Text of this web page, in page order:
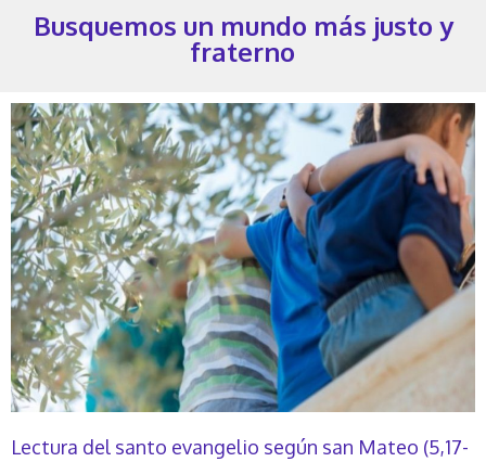
Busquemos un mundo más justo y
fraterno
Lectura del santo evangelio según san Mateo (5,17-